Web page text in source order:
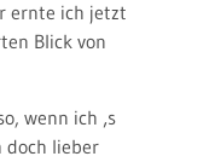
ernte ich jetzt
Blick von
wenn ich ‚s
doch lieber